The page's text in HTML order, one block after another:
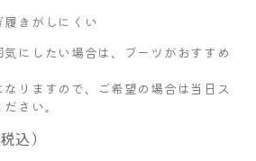
履きがしにくい
にしたい場合は、ブーツがおすすめ
りますので、ご希望の場合は当日ス
さい。
込）